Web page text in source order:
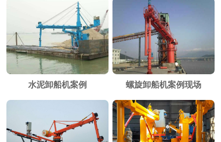
水泥卸船机案例 螺旋卸船机案例现场